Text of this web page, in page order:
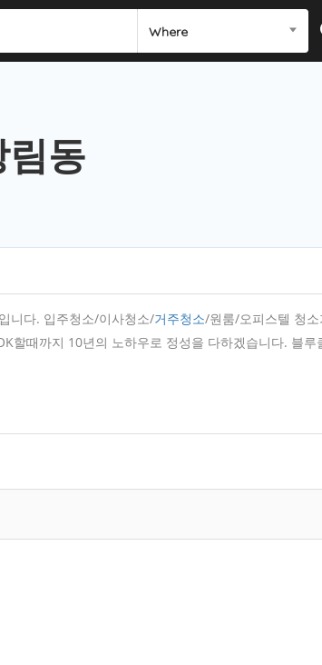
Where
동
니다. 입주청소/이사청소/거주청소/원룸/오피스텔 청
할때까지 10년의 노하우로 정성을 다하겠습니다. 블루